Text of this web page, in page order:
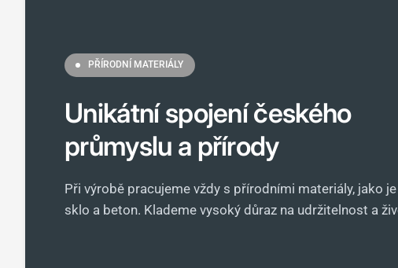
PŘÍRODNÍ MATERIÁLY
Unikátní spojení českého
průmyslu a přírody
Při výrobě pracujeme vždy s přírodními materiály, jako je
sklo a beton. Klademe vysoký důraz na udržitelnost a